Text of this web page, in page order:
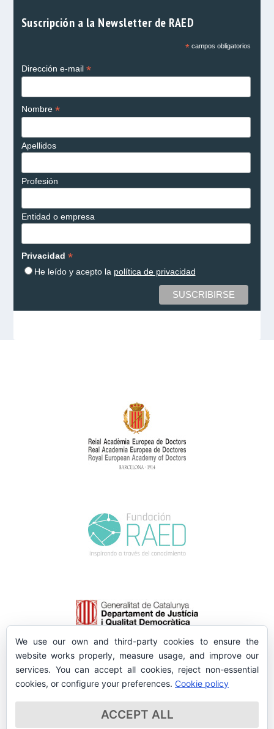
Suscripción a la Newsletter de RAED
*campos obligatorios
Dirección e-mail *
Nombre *
Apellidos
Profesión
Entidad o empresa
Privacidad *
He leído y acepto la política de privacidad
We use our own and third-party cookies to ensure the
website works properly, measure usage, and improve our
services. You can accept all cookies, reject non-essential
cookies, or configure your preferences. Cookie policy
ACCEPT ALL